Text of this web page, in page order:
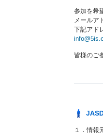
参加を希
メールア
下記アド
皆様のご
１．情